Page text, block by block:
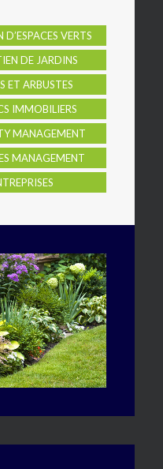
VERTS
DE JARDINS
ET ARBUSTES
IMMOBILIERS
MANAGEMENT
MANAGEMENT